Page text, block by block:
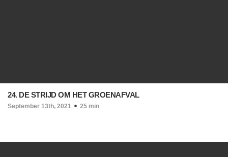
24. DE STRIJD OM HET GROENAFVAL
September 13th, 2021 25 min